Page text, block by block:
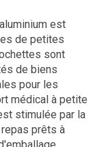
est
de petites
sont
de biens
pour les
médical à petite
stimulée par la
prêts à